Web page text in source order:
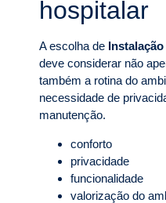
hospitalar
A escolha de
deve considerar não
também a rotina do
necessidade de
manutenção.
conforto
privacidade
funcionalidade
valorização do